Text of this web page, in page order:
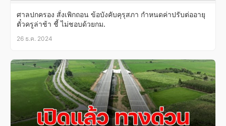
ศาลปกครอง สั่งเพิกถอน ข้อบังคับคุรุสภา กำหนดค่าปรับต่ออายุ
ตั๋วครูล่าช้า ชี้ ไม่ชอบด้วยกม.
26 ธ.ค. 2024